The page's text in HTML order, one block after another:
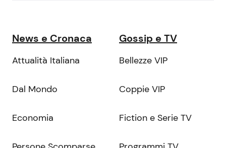
News e Cronaca
Attualità Italiana
Dal Mondo
Economia
Gossip e TV
Bellezze VIP
Coppie VIP
Fiction e Serie TV